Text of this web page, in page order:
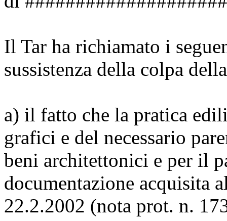
Il Tar ha richiamato i
sussistenza della colpa
a) il fatto che la pratica
grafici e del necessario
beni architettonici e per il
documentazione acquisita
22.2.2002 (nota prot. n.